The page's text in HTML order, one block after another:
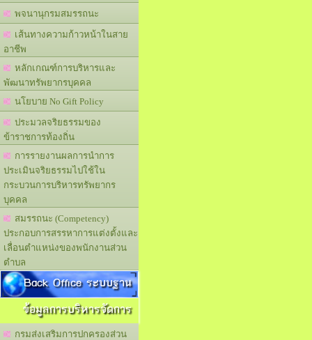
พจนานุกรมสมรรถนะ
เส้นทางความก้าวหน้าในสาย
อาชีพ
หลักเกณฑ์การบริหารและ
พัฒนาทรัพยากรบุคคล
นโยบาย No Gift Policy
ประมวลจริยธรรมของ
ข้าราชการท้องถิ่น
การรายงานผลการนำการ
ประเมินจริยธรรมไปใช้ใน
กระบวนการบริหารทรัพยากร
บุคคล
สมรรถนะ (Competency)
ประกอบการสรรหาการแต่งตั้งและ
เลื่อนตำแหน่งของพนักงานส่วน
ตำบล
Back Office ระบบฐาน
ข้อมูลการบริหารจัดการ
กรมส่งเสริมการปกครองส่วน